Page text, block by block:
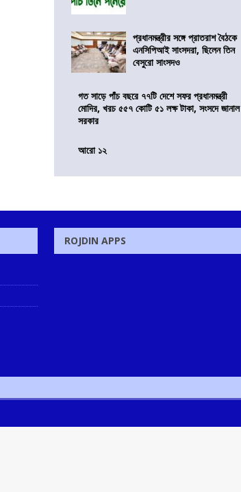
প্রধানমন্ত্রীর সঙ্গে প্রাতরাশ বৈঠকে
এনসিপিআই সাংসদরা, ছিলেন তিন
বেসুরো সাংসদও
গত সাড়ে পাঁচ বছরে ৭৭টি দেশে সফর প্রধানমন্ত্রী
মোদির, খরচ ৫৫৭ কোটি ৫১ লক্ষ টাকা, সংসদে জানাল
সরকার
আরো ১২
ROJDIN APPS